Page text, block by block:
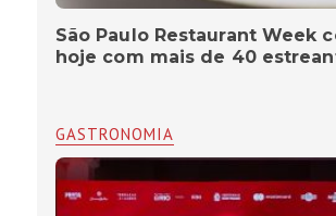
São Paulo Restaurant Week
hoje com mais de 40
GASTRONOMIA